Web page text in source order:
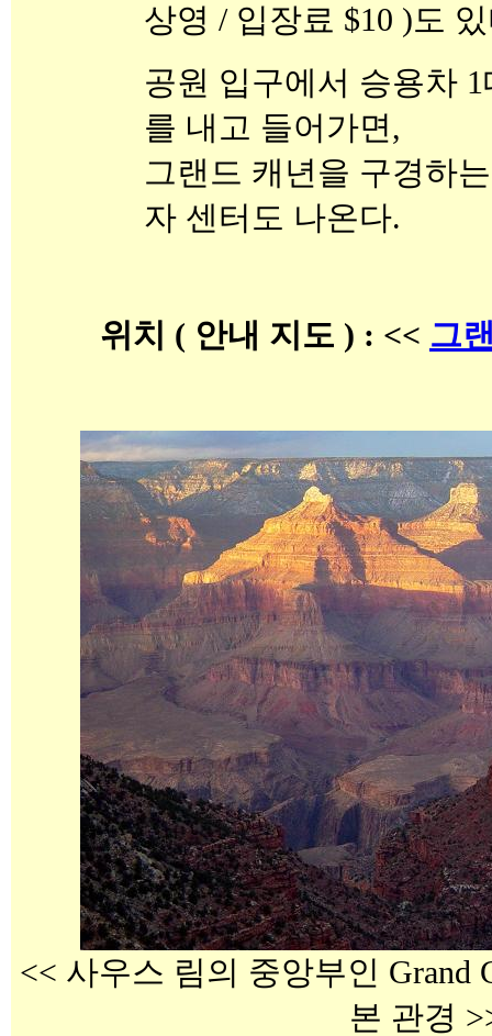
상영 / 입장료 $10 )도
공원 입구에서 승용차
를 내고 들어가면,
그랜드 캐년을 구경하
자 센터도 나온다.
위치 ( 안내 지도 ) : << 그
<< 사우스 림의 중앙부인 Grand
본 관경